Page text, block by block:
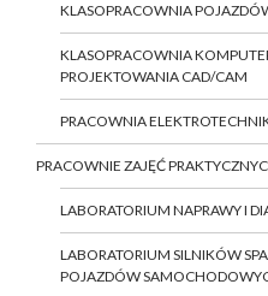
KLASOPRACOWNIA
KLASOPRACOWNIA
PROJEKTOWANIA CAD/CAM
PRACOWNIA
PRACOWNIE ZAJĘĆ
LABORATORIUM NAPRAWY I
LABORATORIUM SILNIKÓW
POJAZDÓW